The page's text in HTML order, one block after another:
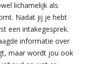
lichamelijk als
Nadat jij je hebt
een intakegesprek.
informatie over
maar wordt jou ook